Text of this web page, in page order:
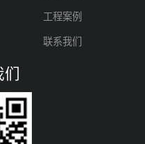
工程案例
联系我们